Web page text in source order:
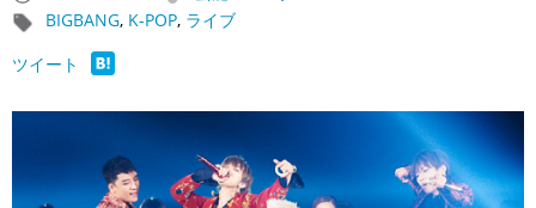
BIGBANG, K-POP, ライブ
ツイート